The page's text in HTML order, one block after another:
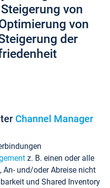
von
von
der
Channel Manager
z. B. einen oder alle
An- und/oder Abreise nicht
und Shared Inventory